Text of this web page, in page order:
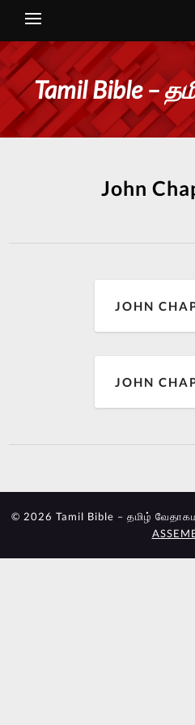
Tamil Bible –
John
JOHN
JOHN
© 2026 Tamil Bible – தமிழ்